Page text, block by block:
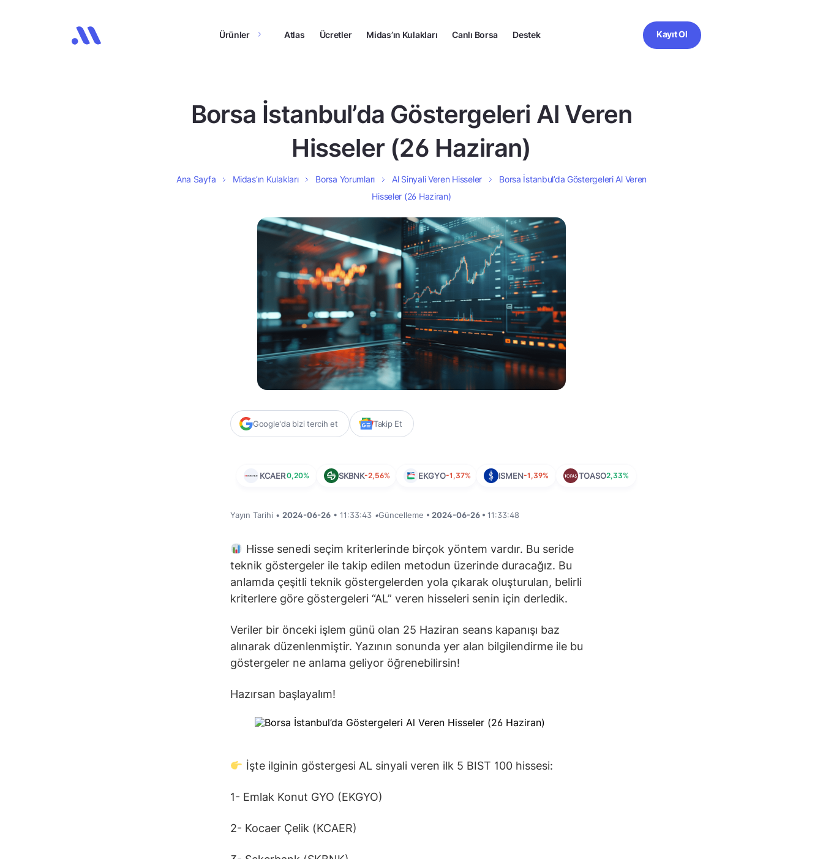
Ürünler Atlas Ücretler Midas’ın Kulakları Canlı Borsa Destek Kayıt Ol
Borsa İstanbul’da Göstergeleri Al Veren
Hisseler (26 Haziran)
Ana Sayfa Midas’ın Kulakları Borsa Yorumları Al Sinyali Veren Hisseler
Borsa İstanbul’da Göstergeleri Al Veren
Hisseler (26 Haziran)
Google'da bizi tercih et Takip Et
KCAER0,20% SKBNK-2,56% EKGYO-1,37% ISMEN-1,39% TOASO2,33%
Yayın Tarihi • 2024-06-26 • 11:33:43 •Güncelleme • 2024-06-26 • 11:33:48
Hisse senedi seçim kriterlerinde birçok yöntem vardır. Bu seride
teknik göstergeler ile takip edilen metodun üzerinde duracağız. Bu
anlamda çeşitli teknik göstergelerden yola çıkarak oluşturulan, belirli
kriterlere göre göstergeleri “AL” veren hisseleri senin için derledik.
Veriler bir önceki işlem günü olan 25 Haziran seans kapanışı baz
alınarak düzenlenmiştir. Yazının sonunda yer alan bilgilendirme ile bu
göstergeler ne anlama geliyor öğrenebilirsin!
Hazırsan başlayalım!
İşte ilginin göstergesi AL sinyali veren ilk 5 BIST 100 hissesi:
1- Emlak Konut GYO (EKGYO)
2- Kocaer Çelik (KCAER)